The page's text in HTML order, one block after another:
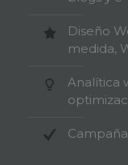
Diseño
medida,
Analítica